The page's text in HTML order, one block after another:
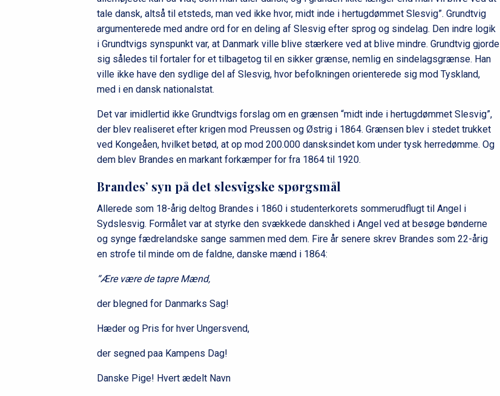
tale dansk, altså til etsteds, man ved ikke hvor, midt inde i hertugdømmet Slesvig”. Grundtvig
argumenterede med andre ord for en deling af Slesvig efter sprog og sindelag. Den indre logik
i Grundtvigs synspunkt var, at Danmark ville blive stærkere ved at blive mindre. Grundtvig gjorde
sig således til fortaler for et tilbagetog til en sikker grænse, nemlig en sindelagsgrænse. Han
ville ikke have den sydlige del af Slesvig, hvor befolkningen orienterede sig mod Tyskland,
med i en dansk nationalstat.
Det var imidlertid ikke Grundtvigs forslag om en grænsen “midt inde i hertugdømmet Slesvig”,
der blev realiseret efter krigen mod Preussen og Østrig i 1864. Grænsen blev i stedet trukket
ved Kongeåen, hvilket betød, at op mod 200.000 dansksindet kom under tysk herredømme. Og
dem blev Brandes en markant forkæmper for fra 1864 til 1920.
Brandes’ syn på det slesvigske spørgsmål
Allerede som 18-årig deltog Brandes i 1860 i studenterkorets sommerudflugt til Angel i
Sydslesvig. Formålet var at styrke den svækkede danskhed i Angel ved at besøge bønderne
og synge fædrelandske sange sammen med dem. Fire år senere skrev Brandes som 22-årig
en strofe til minde om de faldne, danske mænd i 1864:
“Ære være de tapre Mænd,
der blegned for Danmarks Sag!
Hæder og Pris for hver Ungersvend,
der segned paa Kampens Dag!
Danske Pige! Hvert ædelt Navn